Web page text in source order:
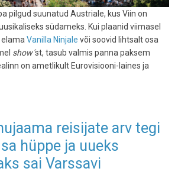
pilgud suunatud Austriale, kus Viin on
südameks. Kui plaanid viimasel
Vanilla Ninjale või soovid lihtsalt osa
show´st, tasub valmis panna paksem
on ametlikult Eurovisiooni-laines ja
reisijate arv tegi
hüppe ja uueks
sai Varssavi